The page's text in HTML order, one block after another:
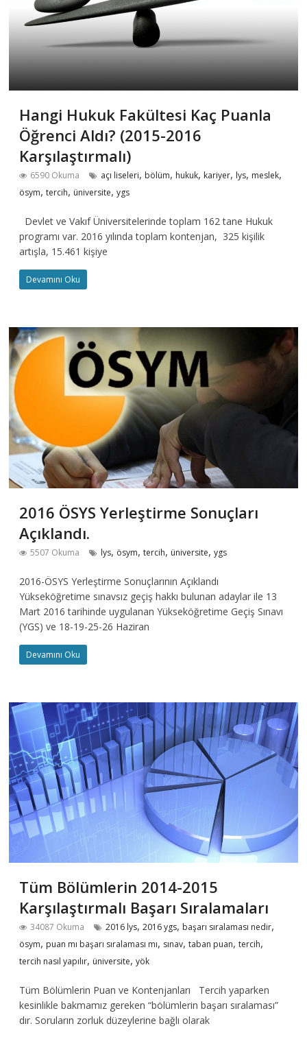
Hangi Hukuk Fakültesi Kaç Puanla
Öğrenci Aldı? (2015-2016
Karşılaştırmalı)
6590 Okuma açı liseleri, bölüm, hukuk, kariyer, lys, meslek,
ösym,tercih, üniversite,ygs
Devlet ve Vakıf Üniversitelerinde toplam 162 tane Hukuk
programı var. 2016 yılında toplam kontenjan, 325 kişilik
artışla, 15.461 kişiye
Devamını Oku
2016 ÖSYS Yerleştirme Sonuçları
Açıklandı.
5507 Okuma lys, ösym,tercih, üniversite,ygs
2016-ÖSYS Yerleştirme Sonuçlarının Açıklandı
Yükseköğretime sınavsız geçiş hakkı bulunan adaylar ile 13
Mart 2016 tarihinde uygulanan Yükseköğretime Geçiş Sınavı
(YGS) ve 18-19-25-26 Haziran
Devamını Oku
Tüm Bölümlerin 2014-2015
Karşılaştırmalı Başarı Sıralamaları
34087 Okuma 2016 lys,2016 ygs, başarı sıralaması nedir,
ösym, puan mı başarı sıralaması mı, sınav,taban puan,tercih,
tercih nasıl yapılır, üniversite,yök
Tüm Bölümlerin Puan ve Kontenjanları Tercih yaparken
kesinlikle bakmamız gereken “bölümlerin başarı sıralaması”
dır. Soruların zorluk düzeylerine bağlı olarak